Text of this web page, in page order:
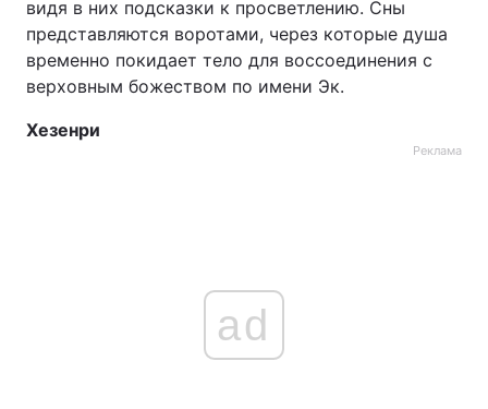
видя в них подсказки к просветлению. Сны
представляются воротами, через которые душа
временно покидает тело для воссоединения с
верховным божеством по имени Эк.
Хезенри
Реклама
ad